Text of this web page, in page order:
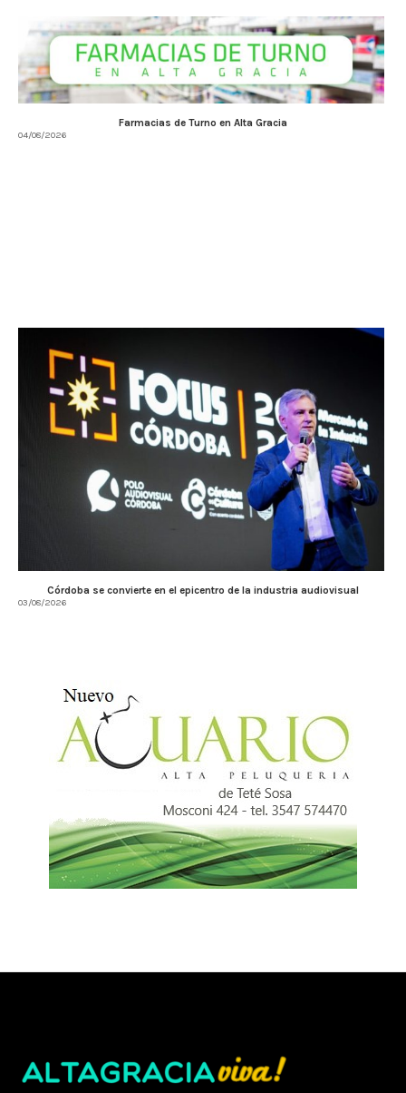
Farmacias de Turno en Alta Gracia
04/08/2026
Córdoba se convierte en el epicentro de la industria audiovisual
03/08/2026